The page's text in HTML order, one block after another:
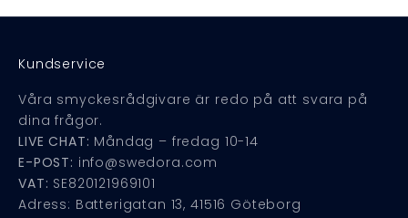
Kundservice
Våra smyckesrådgivare är redo på att svara på
dina frågor.
LIVE CHAT: Måndag – fredag 10-14
E-POST: info@swedora.com
VAT: SE820121969101
Adress: Batterigatan 13, 41516 Göteborg